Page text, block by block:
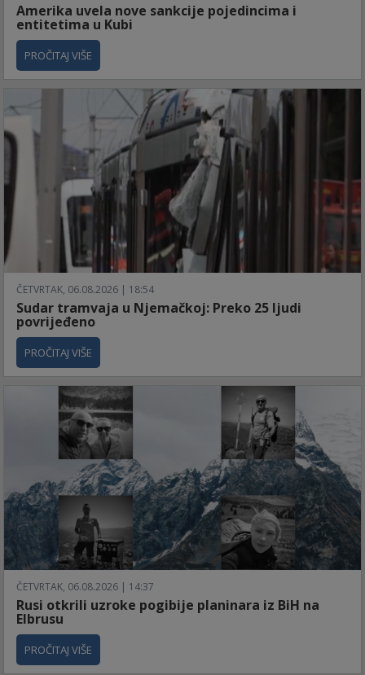
Amerika uvela nove sankcije pojedincima i
entitetima u Kubi
PROČITAJ VIŠE
ČETVRTAK, 06.08.2026 | 18:54
Sudar tramvaja u Njemačkoj: Preko 25 ljudi
povrijeđeno
PROČITAJ VIŠE
ČETVRTAK, 06.08.2026 | 14:37
Rusi otkrili uzroke pogibije planinara iz BiH na
Elbrusu
PROČITAJ VIŠE